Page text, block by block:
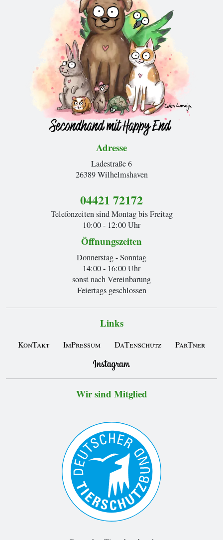
Adresse
Ladestraße 6
26389 Wilhelmshaven
04421 72172
Telefonzeiten sind Montag bis Freitag
10:00 - 12:00 Uhr
Öffnungszeiten
Donnerstag - Sonntag
14:00 - 16:00 Uhr
sonst nach Vereinbarung
Feiertags geschlossen
Links
KonTakt ImPressum DaTenschutz ParTner
Wir sind Mitglied